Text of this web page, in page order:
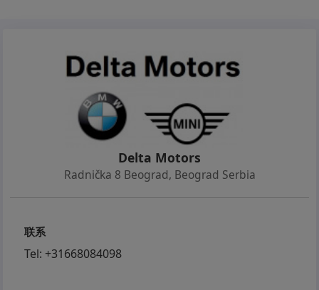
Delta Motors
Radnička 8 Beograd, Beograd Serbia
联系
Tel: +31668084098